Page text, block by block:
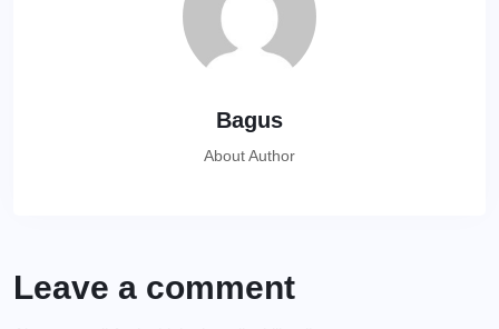
Bagus
About Author
Leave a comment